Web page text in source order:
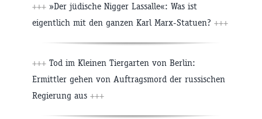
+++ »Der jüdische Nigger Lassalle«: Was ist
eigentlich mit den ganzen Karl Marx-Statuen? +++
+++ Tod im Kleinen Tiergarten von Berlin:
Ermittler gehen von Auftragsmord der russischen
Regierung aus +++